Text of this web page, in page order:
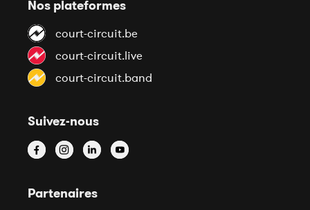
Nos plateformes
court-circuit.be
court-circuit.live
court-circuit.band
Suivez-nous
Partenaires